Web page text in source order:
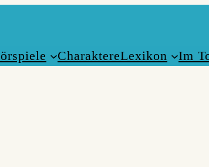
CharaktereLexikon Im